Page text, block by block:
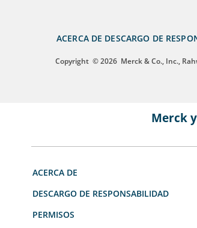
ACERCA DE DESCARGO DE
Copyright © 2026 Merck & Co., Inc.,
Merck
ACERCA DE
DESCARGO DE RESPONSABILIDAD
PERMISOS